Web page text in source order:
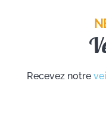
Recevez notre